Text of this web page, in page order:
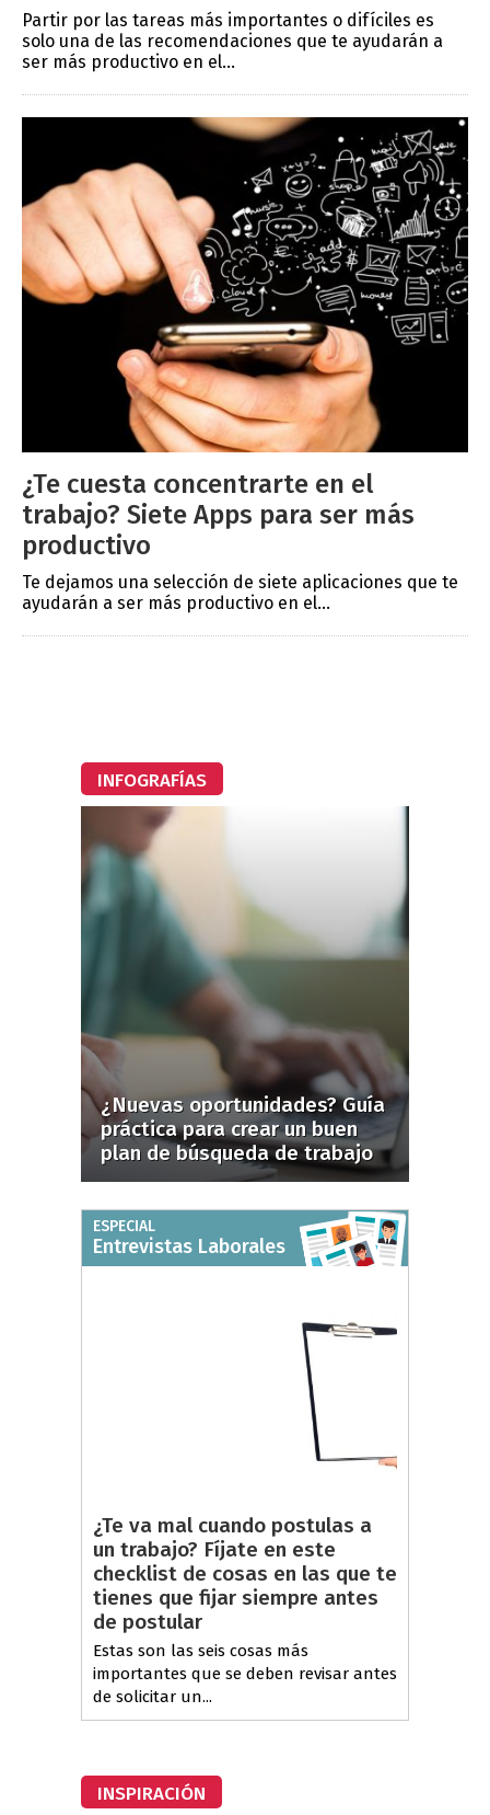
Partir por las tareas más importantes o difíciles es
solo una de las recomendaciones que te ayudarán a
ser más productivo en el...
¿Te cuesta concentrarte en el
trabajo? Siete Apps para ser más
productivo
Te dejamos una selección de siete aplicaciones que te
ayudarán a ser más productivo en el...
INFOGRAFÍAS
¿Nuevas oportunidades? Guía
práctica para crear un buen
plan de búsqueda de trabajo
ESPECIAL
Entrevistas Laborales
¿Te va mal cuando postulas a
un trabajo? Fíjate en este
checklist de cosas en las que te
tienes que fijar siempre antes
de postular
Estas son las seis cosas más
importantes que se deben revisar antes
de solicitar un...
INSPIRACIÓN